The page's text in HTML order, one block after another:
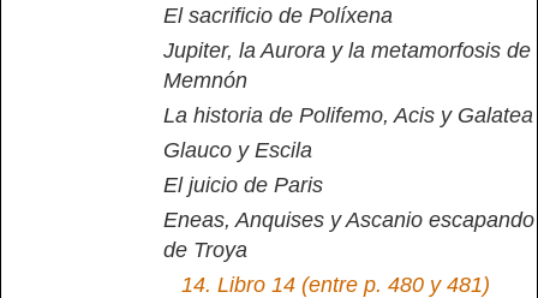
El sacrificio de Políxena
Jupiter, la Aurora y la metamorfosis de
Memnón
La historia de Polifemo, Acis y Galatea
Glauco y Escila
El juicio de Paris
Eneas, Anquises y Ascanio escapando
de Troya
14. Libro 14 (entre p. 480 y 481)